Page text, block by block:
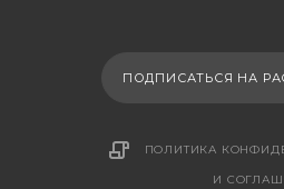
ПОДПИСАТЬСЯ НА
ПОЛИТИКА
И